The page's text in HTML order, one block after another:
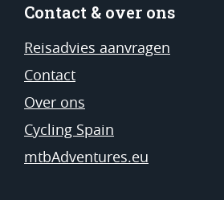
Contact & over ons
Reisadvies aanvragen
Contact
Over ons
Cycling Spain
mtbAdventures.eu